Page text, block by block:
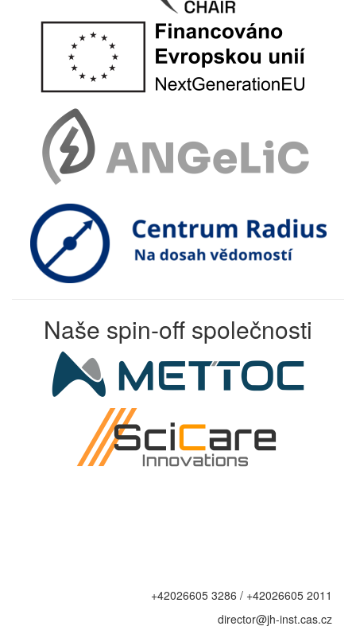
Naše spin-off společnosti
+42026605 3286 / +42026605 2011
director@jh-inst.cas.cz